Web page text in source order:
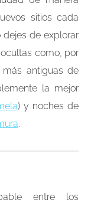
sitios cada
dejes de explorar
como, por
antiguas de
la mejor
) y noches de
.
entre los